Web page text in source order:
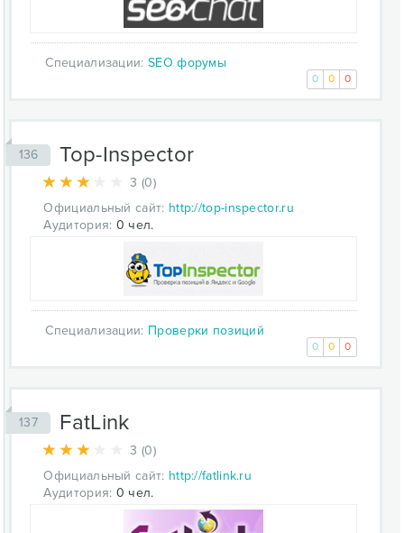
Специализации: SEO форумы
0 0 0
136 Top-Inspector
3 (0)
Официальный сайт: http://top-inspector.ru
Аудитория: 0 чел.
Специализации: Проверки позиций
0 0 0
137 FatLink
3 (0)
Официальный сайт: http://fatlink.ru
Аудитория: 0 чел.